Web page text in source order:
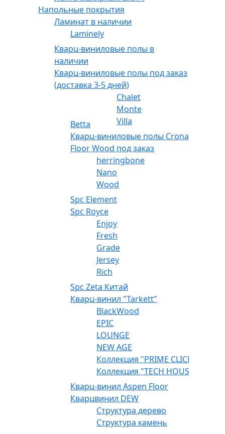
Напольные покрытия
Ламинат в наличии
Laminely
Кварц-виниловые полы в
наличии
Кварц-виниловые полы под заказ
(доставка 3-5 дней)
Betta
Chalet
Monte
Villa
Кварц-виниловые полы Crona
Floor Wood под заказ
herringbone
Nano
Wood
Spc Element
Spc Royce
Enjoy
Fresh
Grade
Jersey
Rich
Spc Zeta Китай
Кварц-винил "Tarkett"
BlackWood
EPIC
LOUNGE
NEW AGE
Коллекция "PRIME CLICK"
Коллекция "TECH HOUSE"
Кварц-винил Aspen Floor
Кварцвинил DEW
Структура дерево
Структура камень